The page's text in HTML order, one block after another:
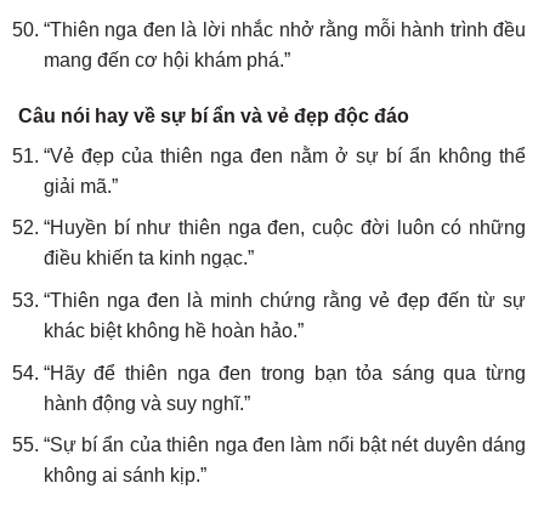
“Thiên nga đen là lời nhắc nhở rằng mỗi hành trình đều
mang đến cơ hội khám phá.”
Câu nói hay về sự bí ẩn và vẻ đẹp độc đáo
“Vẻ đẹp của thiên nga đen nằm ở sự bí ẩn không thể
giải mã.”
“Huyền bí như thiên nga đen, cuộc đời luôn có những
điều khiến ta kinh ngạc.”
“Thiên nga đen là minh chứng rằng vẻ đẹp đến từ sự
khác biệt không hề hoàn hảo.”
“Hãy để thiên nga đen trong bạn tỏa sáng qua từng
hành động và suy nghĩ.”
“Sự bí ẩn của thiên nga đen làm nổi bật nét duyên dáng
không ai sánh kịp.”